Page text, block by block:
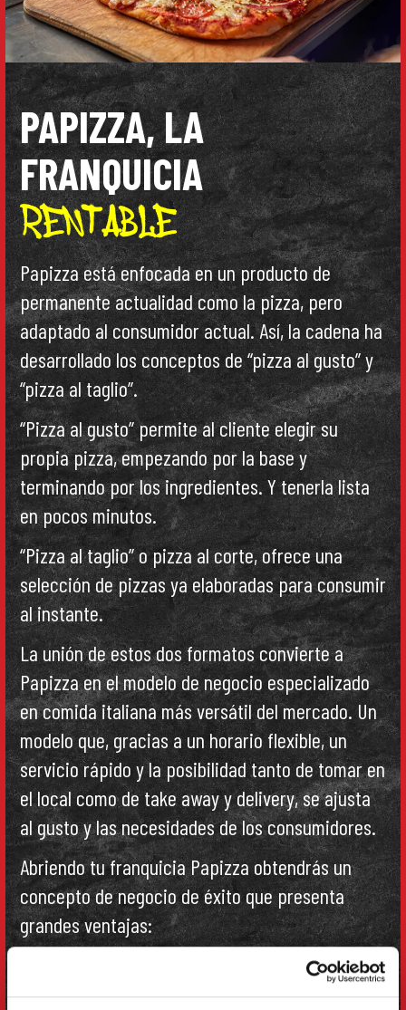
PAPIZZA, LA
FRANQUICIA
Papizza está enfocada en un producto de
permanente actualidad como la pizza, pero
adaptado al consumidor actual. Así, la cadena ha
desarrollado los conceptos de “pizza al gusto” y
“pizza al taglio”.
“Pizza al gusto” permite al cliente elegir su
propia pizza, empezando por la base y
terminando por los ingredientes. Y tenerla lista
en pocos minutos.
“Pizza al taglio” o pizza al corte, ofrece una
selección de pizzas ya elaboradas para consumir
al instante.
La unión de estos dos formatos convierte a
Papizza en el modelo de negocio especializado
en comida italiana más versátil del mercado. Un
modelo que, gracias a un horario flexible, un
servicio rápido y la posibilidad tanto de tomar en
el local como de take away y delivery, se ajusta
al gusto y las necesidades de los consumidores.
Abriendo tu franquicia Papizza obtendrás un
concepto de negocio de éxito que presenta
grandes ventajas: